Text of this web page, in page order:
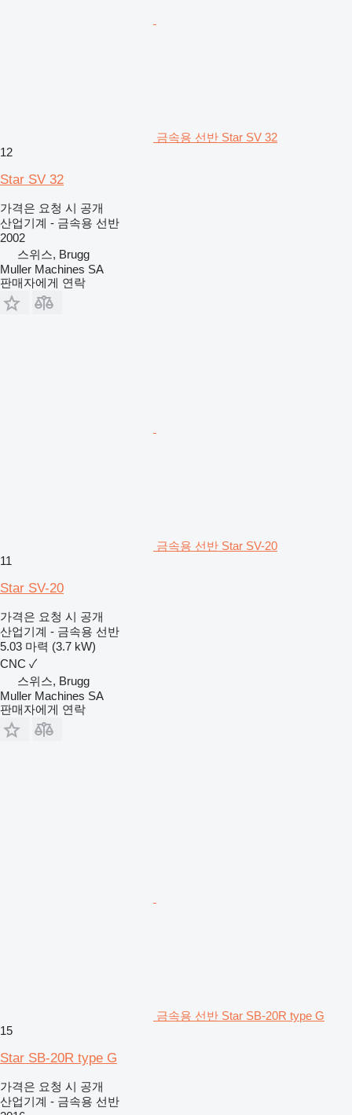
금속용 선반 Star SV 32
12
Star SV 32
가격은 요청 시 공개
산업기계 - 금속용 선반
2002
스위스, Brugg
Muller Machines SA
판매자에게 연락
금속용 선반 Star SV-20
11
Star SV-20
가격은 요청 시 공개
산업기계 - 금속용 선반
5.03 마력 (3.7 kW)
CNC ✓
스위스, Brugg
Muller Machines SA
판매자에게 연락
금속용 선반 Star SB-20R type G
15
Star SB-20R type G
가격은 요청 시 공개
산업기계 - 금속용 선반